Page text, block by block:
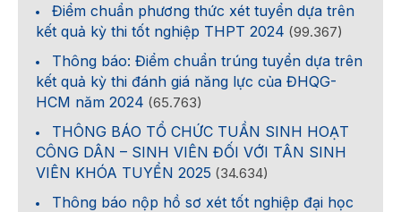
Điểm chuẩn phương thức xét tuyển dựa trên
kết quả kỳ thi tốt nghiệp THPT 2024 (99.367)
Thông báo: Điểm chuẩn trúng tuyển dựa trên
kết quả kỳ thi đánh giá năng lực của ĐHQG-
HCM năm 2024 (65.763)
THÔNG BÁO TỔ CHỨC TUẦN SINH HOẠT
CÔNG DÂN – SINH VIÊN ĐỐI VỚI TÂN SINH
VIÊN KHÓA TUYỂN 2025 (34.634)
Thông báo nộp hồ sơ xét tốt nghiệp đại học